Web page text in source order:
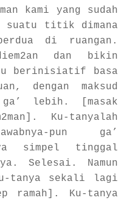
kami yang sudah
suatu titik dimana
di ruangan.
dan bikin
berinisiatif basa
dengan maksud
lebih. [masak
Ku-tanyalah
pun ga’
simpel tinggal
Selesai. Namun
tanya sekali lagi
ramah]. Ku-tanya